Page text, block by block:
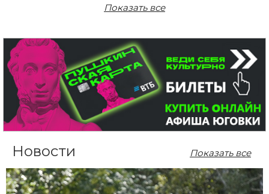
Показать все
Новости Показать все